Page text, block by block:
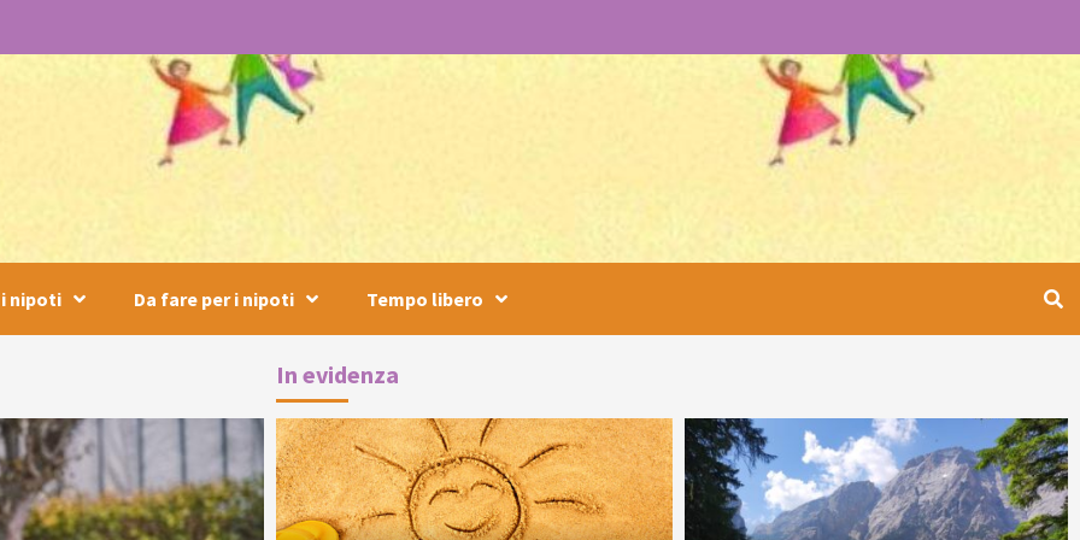
i nipoti Da fare per i nipoti Tempo libero
In evidenza